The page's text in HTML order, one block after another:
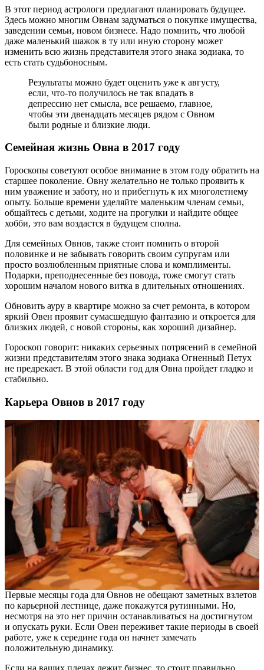
В этот период астрологи предлагают планировать будущее.
Здесь можно многим Овнам задуматься о покупке имущества,
заведении семьи, новом бизнесе. Надо помнить, что любой
даже маленький шажок в ту или иную сторону может
изменить всю жизнь представителя этого знака зодиака, то
есть стать судьбоносным.
Результаты можно будет оценить уже к августу,
если, что-то получилось не так впадать в
депрессию нет смысла, все решаемо, главное,
чтобы эти двенадцать месяцев рядом с Овном
были родные и близкие люди.
Семейная жизнь Овна в 2017 году
Гороскопы советуют особое внимание в этом году обратить на
старшее поколение. Овну желательно не только проявить к
ним уважение и заботу, но и прибегнуть к их многолетнему
опыту. Больше времени уделяйте маленьким членам семьи,
общайтесь с детьми, ходите на прогулки и найдите общее
хобби, это вам воздастся в будущем сполна.
Для семейных Овнов, также стоит помнить о второй
половинке и не забывать говорить своим супругам или
просто возлюбленным приятные слова и комплименты.
Подарки, преподнесенные без повода, тоже смогут стать
хорошим началом нового витка в длительных отношениях.
Обновить ауру в квартире можно за счет ремонта, в котором
яркий Овен проявит сумасшедшую фантазию и откроется для
близких людей, с новой стороны, как хороший дизайнер.
Гороскоп говорит: никаких серьезных потрясений в семейной
жизни представителям этого знака зодиака Огненный Петух
не предрекает. В этой области год для Овна пройдет гладко и
стабильно.
Карьера Овнов в 2017 году
Первые месяцы года для Овнов не обещают заметных взлетов
по карьерной лестнице, даже покажутся рутинными. Но,
несмотря на это нет причин останавливаться на достигнутом
и опускать руки. Если Овен переживет такие периоды в своей
работе, уже к середине года он начнет замечать
положительную динамику.
Если на ваших плечах лежит бизнес, то стоит правильно